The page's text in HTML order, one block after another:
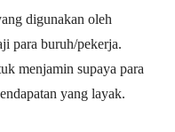
digunakan oleh
para buruh/pekerja.
menjamin supaya para
yang layak.